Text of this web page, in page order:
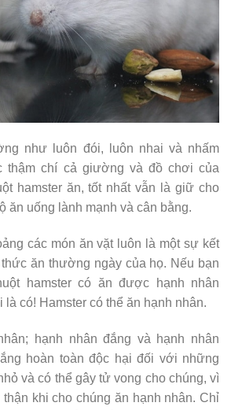
như luôn đói, luôn nhai và nhấm
thậm chí cả giường và đồ chơi của
hamster ăn, tốt nhất vẫn là giữ cho
ăn uống lành mạnh và cân bằng.
các món ăn vặt luôn là một sự kết
ăn thường ngày của họ. Nếu bạn
hamster có ăn được hạnh nhân
là có! Hamster có thể ăn hạnh nhân.
hạnh nhân đắng và hạnh nhân
hoàn toàn độc hại đối với những
và có thể gây tử vong cho chúng, vì
khi cho chúng ăn hạnh nhân. Chỉ